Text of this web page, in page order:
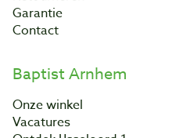
Garantie
Contact
Baptist Arnhem
Onze winkel
Vacatures